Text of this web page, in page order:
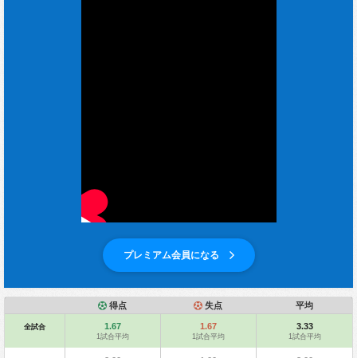
プレミアム会員になる
得点 失点 平均
全試合 1.67
1試合平均
1.67
1試合平均
3.33
1試合平均